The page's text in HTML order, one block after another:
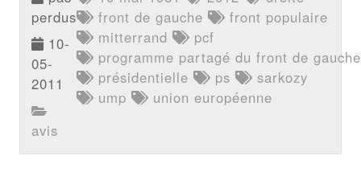
perdus
10-
05-
2011
avis
front de gauche
front populaire
mitterrand
pcf
programme partagé du front de gauche
présidentielle
ps
sarkozy
ump
union européenne